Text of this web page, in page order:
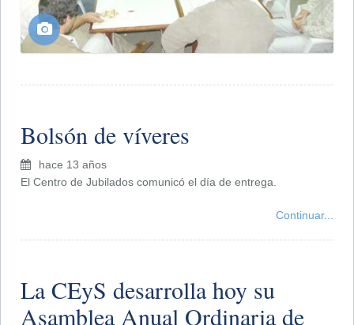
Bolsón de víveres
hace 13 años
El Centro de Jubilados comunicó el día de entrega.
Continuar...
La CEyS desarrolla hoy su
Asamblea Anual Ordinaria de